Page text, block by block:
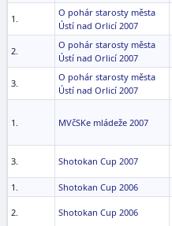
1.
O pohár starosty města
Ústí nad Orlicí 2007
2.
O pohár starosty města
Ústí nad Orlicí 2007
3.
O pohár starosty města
Ústí nad Orlicí 2007
1. MVčSKe mládeže 2007
3. Shotokan Cup 2007
1. Shotokan Cup 2006
2. Shotokan Cup 2006